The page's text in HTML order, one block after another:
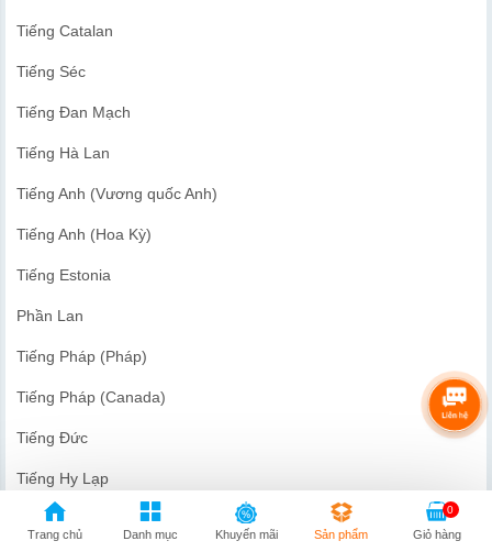
Tiếng Catalan
Tiếng Séc
Tiếng Đan Mạch
Tiếng Hà Lan
Tiếng Anh (Vương quốc Anh)
Tiếng Anh (Hoa Kỳ)
Tiếng Estonia
Phần Lan
Tiếng Pháp (Pháp)
Tiếng Pháp (Canada)
Tiếng Đức
Tiếng Hy Lạp
Tiếng Do Thái
Trang chủ Danh mục Khuyến mãi Sản phẩm
0
Giỏ hàng